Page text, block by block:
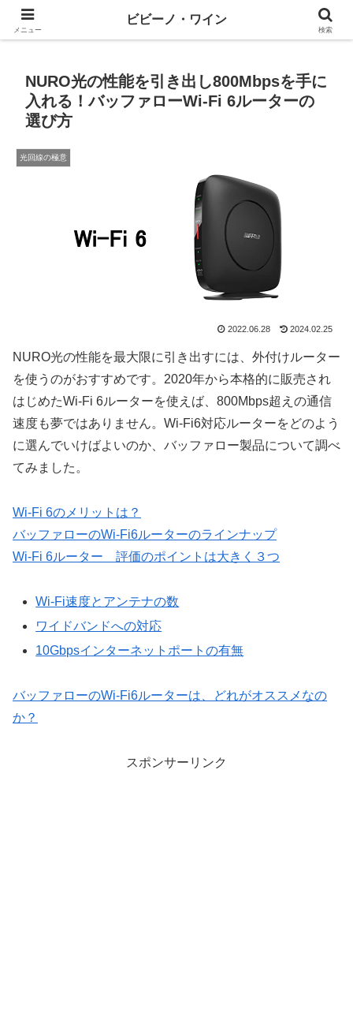
ワインとテックと、ときどきマネー
NURO光の性能を引き出し800Mbpsを手に
入れる！バッファローWi-Fi 6ルーターの
選び方
光回線の極意
2022.06.28 2024.02.25
NURO光の性能を最大限に引き出すには、外付けルーター
を使うのがおすすめです。2020年から本格的に販売され
はじめたWi-Fi 6ルーターを使えば、800Mbps超えの通信
速度も夢ではありません。Wi-Fi6対応ルーターをどのよう
に選んでいけばよいのか、バッファロー製品について調べ
てみました。
Wi-Fi 6のメリットは？
バッファローのWi-Fi6ルーターのラインナップ
Wi-Fi 6ルーター 評価のポイントは大きく３つ
Wi-Fi速度とアンテナの数
ワイドバンドへの対応
10Gbpsインターネットポートの有無
バッファローのWi-Fi6ルーターは、どれがオススメなの
か？
スポンサーリンク
メニュー
ビビーノ・ワイン
検索